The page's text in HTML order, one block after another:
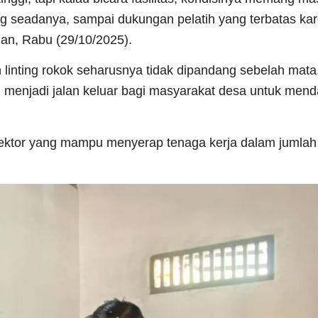
seadanya, sampai dukungan pelatih yang terbatas
Rabu (29/10/2025).
rokok seharusnya tidak dipandang sebelah
jalan keluar bagi masyarakat desa untuk
yang mampu menyerap tenaga kerja dalam